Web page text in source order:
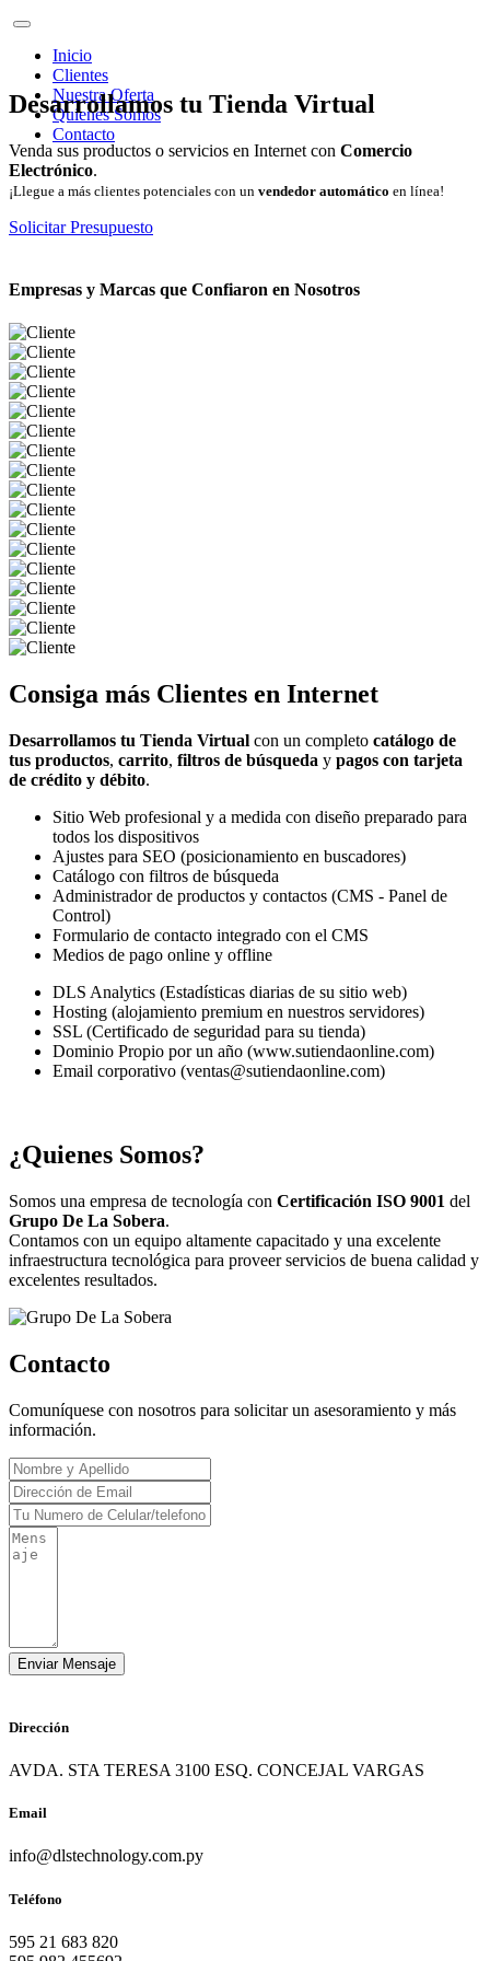
Inicio
Clientes
Nuestra Oferta
Quienes Somos
Contacto
Desarrollamos tu Tienda Virtual
Venda sus productos o servicios en Internet con Comercio
Electrónico.
¡Llegue a más clientes potenciales con un vendedor automático en línea!
Solicitar Presupuesto
Empresas y Marcas que Confiaron en Nosotros
Consiga más Clientes en Internet
Desarrollamos tu Tienda Virtual con un completo catálogo de
tus productos, carrito, filtros de búsqueda y pagos con tarjeta
de crédito y débito.
Sitio Web profesional y a medida con diseño preparado para
todos los dispositivos
Ajustes para SEO (posicionamiento en buscadores)
Catálogo con filtros de búsqueda
Administrador de productos y contactos (CMS - Panel de
Control)
Formulario de contacto integrado con el CMS
Medios de pago online y offline
DLS Analytics (Estadísticas diarias de su sitio web)
Hosting (alojamiento premium en nuestros servidores)
SSL (Certificado de seguridad para su tienda)
Dominio Propio por un año (www.sutiendaonline.com)
Email corporativo (ventas@sutiendaonline.com)
¿Quienes Somos?
Somos una empresa de tecnología con Certificación ISO 9001 del
Grupo De La Sobera.
Contamos con un equipo altamente capacitado y una excelente
infraestructura tecnológica para proveer servicios de buena calidad y
excelentes resultados.
Contacto
Comuníquese con nosotros para solicitar un asesoramiento y más
información.
Dirección
AVDA. STA TERESA 3100 ESQ. CONCEJAL VARGAS
Email
info@dlstechnology.com.py
Teléfono
595 21 683 820